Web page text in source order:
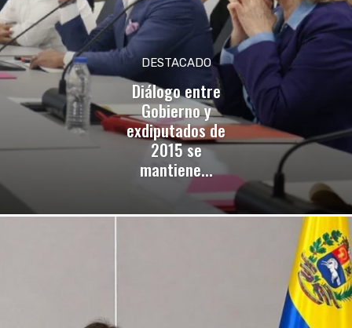
DESTACADO
Diálogo entre
Gobierno y
exdiputados de
2015 se
mantiene...